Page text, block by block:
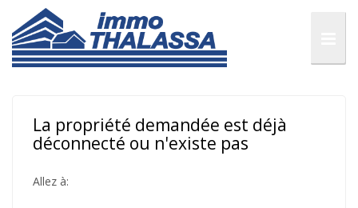
La propriété demandée est déjà
déconnecté ou n'existe pas
Allez à: